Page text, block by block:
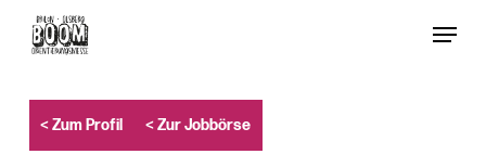
content
Menu
< Zum Profil < Zur Jobbörse